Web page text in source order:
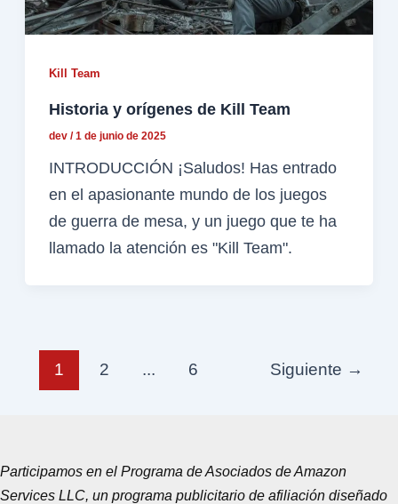
Kill Team
Historia y orígenes de Kill Team
dev/1 de junio de 2025
INTRODUCCIÓN ¡Saludos! Has entrado
en el apasionante mundo de los juegos
de guerra de mesa, y un juego que te ha
llamado la atención es "Kill Team".
1 2 ... 6 Siguiente →
Participamos en el Programa de Asociados de Amazon
Services LLC, un programa publicitario de afiliación diseñado